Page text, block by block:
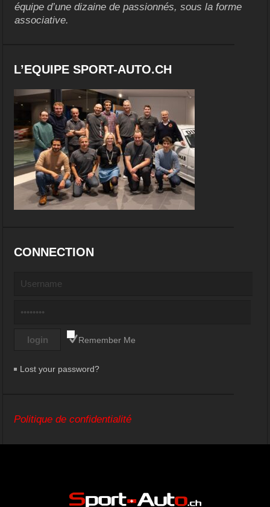
équipe d’une dizaine de passionnés, sous la forme
associative.
L’EQUIPE SPORT-AUTO.CH
CONNECTION
Remember Me
Lost your password?
Politique de confidentialité